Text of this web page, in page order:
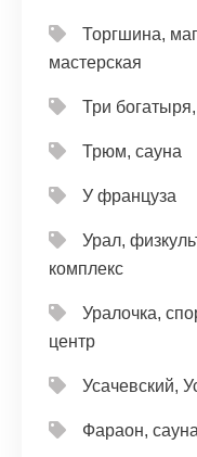
Торгшина,
мастерская
Три
Трюм, сауна
У француза
Урал,
комплекс
Уралочка,
центр
Усачевский,
Фараон, сауна